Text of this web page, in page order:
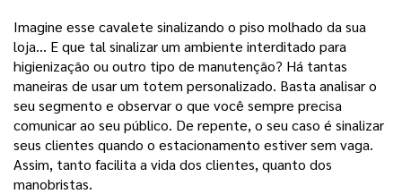
Imagine esse cavalete sinalizando o piso molhado da sua
loja… E que tal sinalizar um ambiente interditado para
higienização ou outro tipo de manutenção? Há tantas
maneiras de usar um totem personalizado. Basta analisar o
seu segmento e observar o que você sempre precisa
comunicar ao seu público. De repente, o seu caso é sinalizar
seus clientes quando o estacionamento estiver sem vaga.
Assim, tanto facilita a vida dos clientes, quanto dos
manobristas.